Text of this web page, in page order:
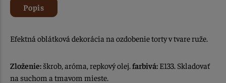
Popis
Efektná oblátková dekorácia na ozdobenie torty v tvare ruže.
Zloženie: škrob, aróma, repkový olej. farbivá: E133. Skladovať
na suchom a tmavom mieste.